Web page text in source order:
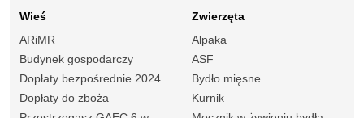
Wieś
ARiMR
Budynek gospodarczy
Dopłaty bezpośrednie 2024
Dopłaty do zboża
Zwierzęta
Alpaka
ASF
Bydło mięsne
Kurnik